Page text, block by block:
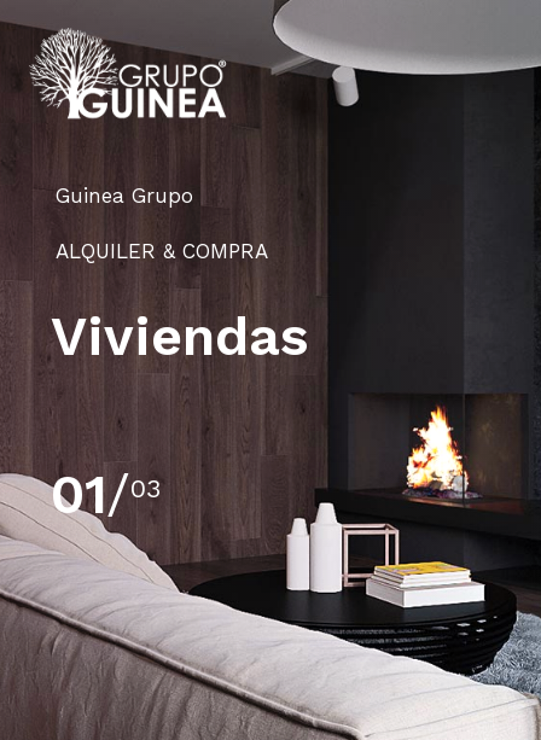
Guinea Grupo
ALQUILER & COMPRA
Viviendas
01/03